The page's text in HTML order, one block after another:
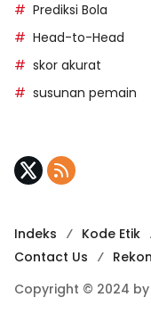
Prediksi Bola
Head-to-Head
skor akurat
susunan pemain
Indeks Kode Etik
Contact Us
Copyright © 2024 by